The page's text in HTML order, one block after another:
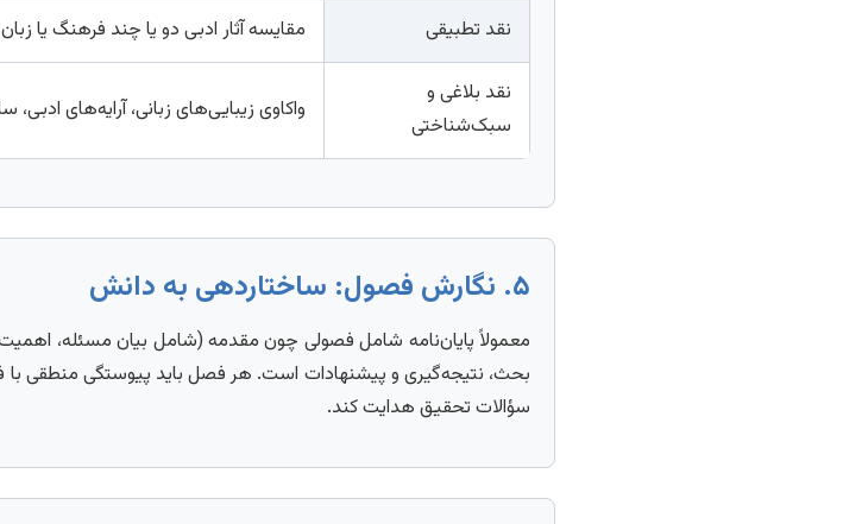
نقد تطبیقی مقایسه آثار ادبی دو یا چند فرهنگ یا
نقد بلاغی و
سبک‌شناختی
واکاوی زیبایی‌های زبانی، آرایه‌های
۵. نگارش فصول: ساختاردهی به دانش
معمولاً پایان‌نامه شامل فصولی چون مقدمه (شامل بیان مسئله،
بحث، نتیجه‌گیری و پیشنهادات است. هر فصل باید پیوستگی منطقی با
سؤالات تحقیق هدایت کند.